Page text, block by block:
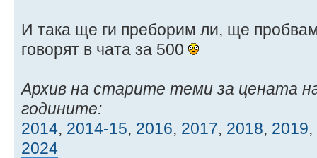
И така ще ги преборим ли, ще
говорят в чата за 500
Архив на старите теми за цената
годините:
2014, 2014-15, 2016, 2017, 2018, 2019,
2024